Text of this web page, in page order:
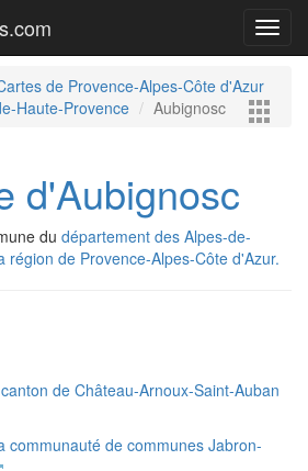
de Provence-Alpes-Côte d'Azur
Haute-Provence
Aubignosc
d'Aubignosc
du département des Alpes-de-
région de Provence-Alpes-Côte d'Azur.
canton de Château-Arnoux-Saint-Auban
communauté de communes Jabron-